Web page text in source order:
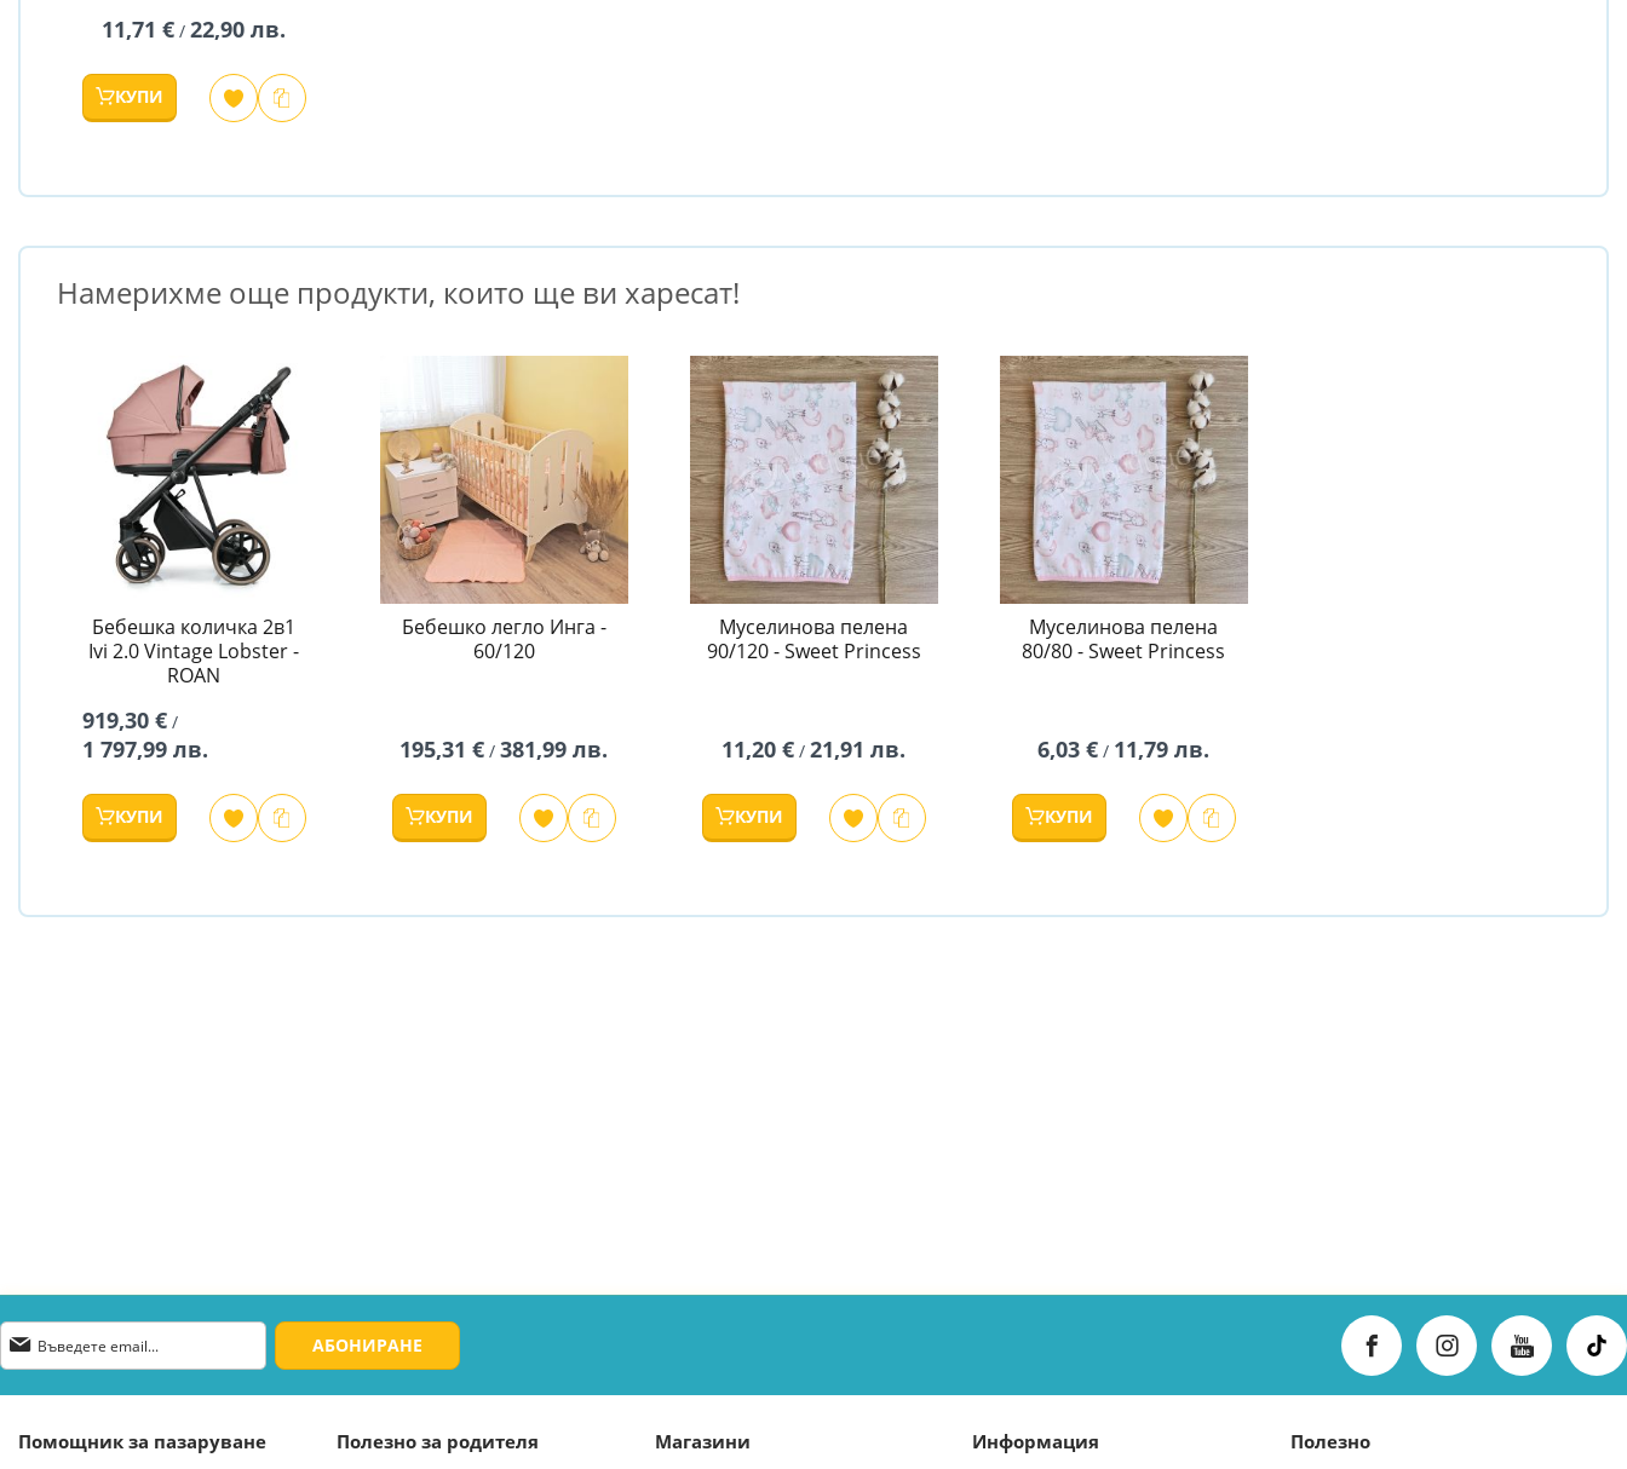
11,71 € / 22,90 лв.
КУПИ
Намерихме още продукти, които ще ви харесат!
Бебешка количка 2в1
Ivi 2.0 Vintage Lobster -
ROAN
919,30 €/
1 797,99 лв.
КУПИ
Бебешко легло Инга -
60/120
195,31 € / 381,99 лв.
КУПИ
Муселинова пелена
90/120 - Sweet Princess
11,20 € / 21,91 лв.
КУПИ
Муселинова пелена
80/80 - Sweet Princess
6,03 € / 11,79 лв.
КУПИ
Абонирай
се
бюлетин:
АБОНИРАНЕ
Помощник за пазаруване Полезно за родителя Магазини Информация Полезно